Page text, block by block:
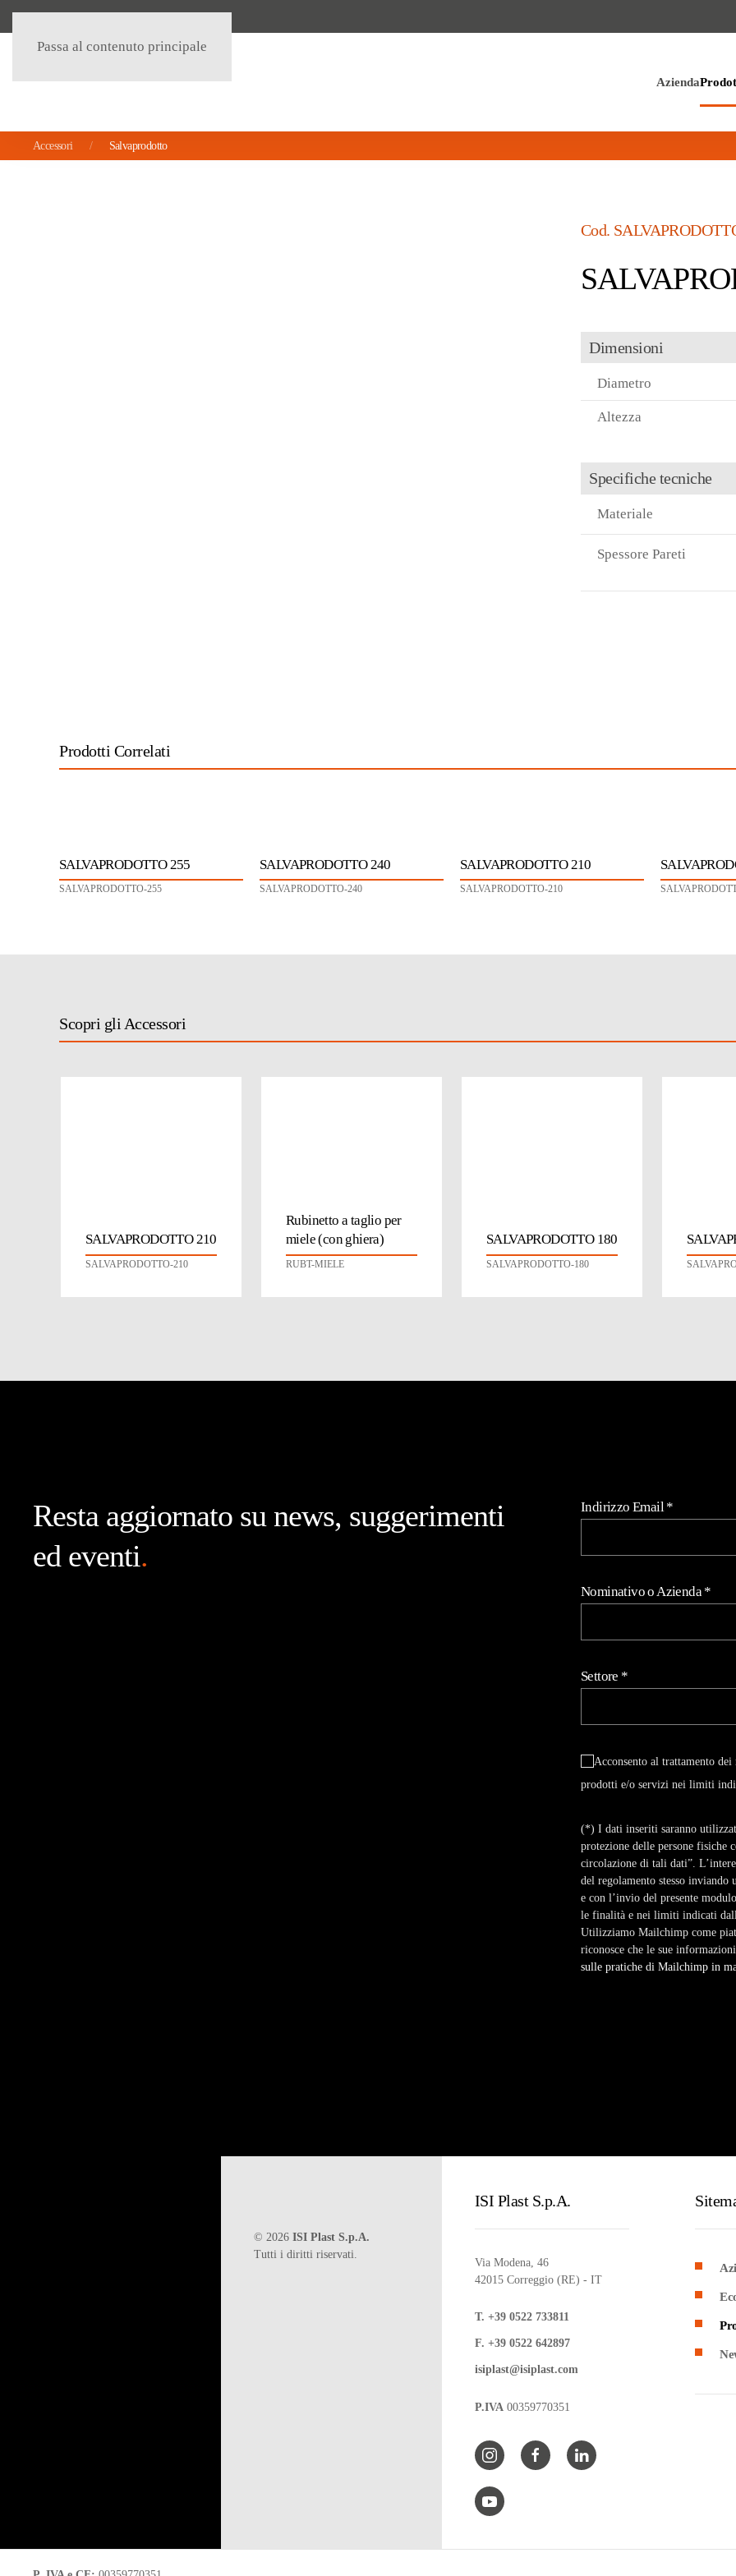
Passa al contenuto principale
Azienda
Accessori Salvaprodotto
Cod.
Dimensioni
Diametro
Altezza
Specifiche tecniche
Materiale
Spessore Pareti
Prodotti Correlati
SALVAPRODOTTO 255
SALVAPRODOTTO-255
SALVAPRODOTTO 240
SALVAPRODOTTO-240
SALVAPRODOTTO 210
SALVAPRODOTTO-210
Scopri gli Accessori
SALVAPRODOTTO 210
SALVAPRODOTTO-210
Rubinetto a taglio per
miele (con ghiera)
RUBT-MIELE
SALVAPRODOTTO 180
SALVAPRODOTTO-180
Resta aggiornato su news, suggerimenti
ed eventi.
Indirizzo Email*
Nominativo o Azienda*
Settore *
Acconsento al trattamento
prodotti e/o servizi nei limiti
(*) I dati inseriti saranno
protezione delle persone fisiche
circolazione di tali dati”.
del regolamento stesso
e con l’invio del presente
le finalità e nei limiti indicati
Utilizziamo Mailchimp come
riconosce che le sue
sulle pratiche di Mailchimp in
© 2026 ISI Plast S.p.A.
Tutti i diritti riservati.
ISI Plast S.p.A.
Via Modena, 46
42015 Correggio (RE) - IT
T. +39 0522 733811
F. +39 0522 642897
isiplast@isiplast.com
P.IVA00359770351